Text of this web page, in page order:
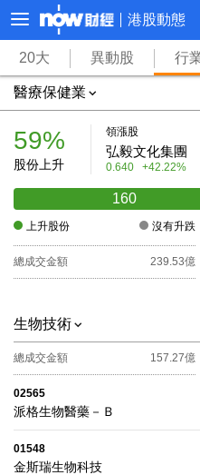
港股動態
20大 異動股 行
醫療保健業
59%
股份上升
領漲股
弘毅文化集團
0.640 +42.22%
160
上升股份 沒有升跌
總成交金額 239.53億
生物技術
總成交金額 157.27億
02565
派格生物醫藥－Ｂ
01548
金斯瑞生物科技